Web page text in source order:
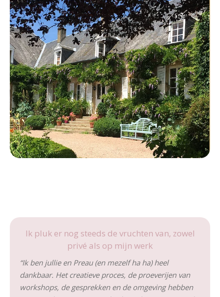
Ik pluk er nog steeds de vruchten van, zowel
privé als op mijn werk
“Ik ben jullie en Preau (en mezelf ha ha) heel
dankbaar. Het creatieve proces, de proeverijen van
workshops, de gesprekken en de omgeving hebben